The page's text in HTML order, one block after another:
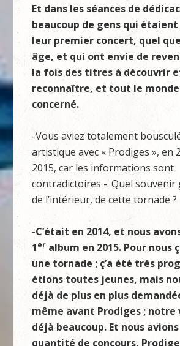
Et dans les séances de
beaucoup de gens qui
leur premier concert, quel
âge, et qui ont envie de
la fois des titres à découvrir
reconnaître, et tout le
concerné.
-Vous aviez totalement
artistique avec « Prodiges », en
2015, car les informations sont
contradictoires -. Quel souvenir
de l’intérieur, de cette tornade ?
-C’était en 2014, et nous
1er album en 2015. Pour nous
une tornade ; ç’a été très
étions toutes jeunes, mais
déjà de plus en plus
même avant Prodiges ;
déjà beaucoup. Et nous
quantité de concours,